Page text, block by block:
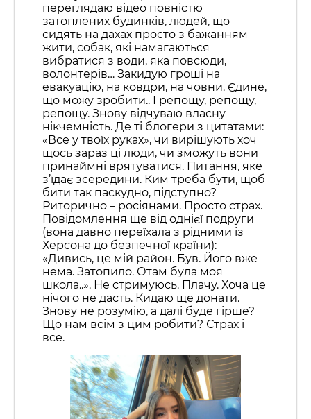
переглядаю відео повністю
затоплених будинків, людей, що
сидять на дахах просто з бажанням
жити, собак, які намагаються
вибратися з води, яка повсюди,
волонтерів… Закидую гроші на
евакуацію, на ковдри, на човни. Єдине,
що можу зробити.. І репощу, репощу,
репощу. Знову відчуваю власну
нікчемність. Де ті блогери з цитатами:
«Все у твоїх руках», чи вирішують хоч
щось зараз ці люди, чи зможуть вони
принаймні врятуватися. Питання, яке
з’їдає зсередини. Ким треба бути, щоб
бити так паскудно, підступно?
Риторично – росіянами. Просто страх.
Повідомлення ще від однієї подруги
(вона давно переїхала з рідними із
Херсона до безпечної країни):
«Дивись, це мій район. Був. Його вже
нема. Затопило. Отам була моя
школа..». Не стримуюсь. Плачу. Хоча це
нічого не дасть. Кидаю ще донати.
Знову не розумію, а далі буде гірше?
Що нам всім з цим робити? Страх і
все.